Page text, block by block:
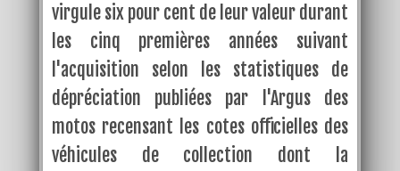
virgule six pour cent de leur valeur durant
les cinq premières années suivant
l'acquisition selon les statistiques de
dépréciation publiées par l'Argus des
motos recensant les cotes officielles des
véhicules de collection dont la